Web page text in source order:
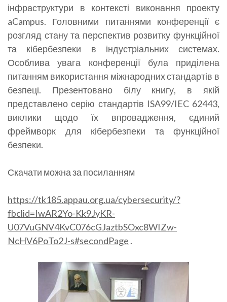
інфраструктури в контексті виконання проекту
aCampus. Головними питаннями конференції є
розгляд стану та перспектив розвитку функційної
та кібербезпеки в індустріальних системах.
Особлива увага конференції була приділена
питанням використання міжнародних стандартів в
безпеці. Презентовано білу книгу, в якій
представлено серію стандартів ISA99/IEC 62443,
виклики щодо їх впровадження, єдиний
фреймворк для кібербезпеки та функційної
безпеки.
Скачати можна за посиланням
https://tk185.appau.org.ua/cybersecurity/?
fbclid=IwAR2Yo-Kk9JyKR-
U07VuGNV4KvC076cGJaztbSOxc8WIZw-
NcHV6PoTo2J-s#secondPage .